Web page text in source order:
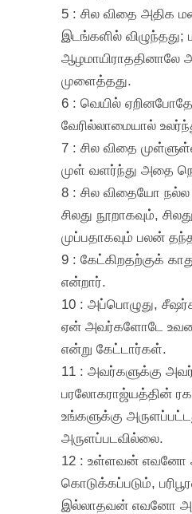
5 : சில விதை அதிக
இடங்களில்
ஆழமாயிராததினாலே
முளைத்தது.
6 : வெயில்
வேரில்லாமையால்
7 : சில விதை
முள் வளர்ந்து அதை
8 : சில விதையோ நல்ல
சிலது நூறாகவும்,
முப்பதாகவும் பலன்
9 : கேட்கிறதற்குக்
என்றார்.
10 : அப்பொழுது,
ஏன் அவர்களோடே
என்று கேட்டார்கள்.
11 : அவர்களுக்கு அவர்
பரலோகராஜ்யத்தின்
உங்களுக்கு
அருளப்படவில்லை.
12 : உள்ளவன் எவனோ
கொடுக்கப்படும்,
இல்லாதவன் எவனோ